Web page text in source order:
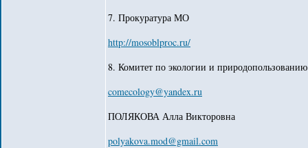
7. Прокуратура МО
http://mosoblproc.ru/
8. Комитет по экологии и
comecology@yandex.ru
ПОЛЯКОВА Алла Викторовна
polyakova.mod@gmail.com